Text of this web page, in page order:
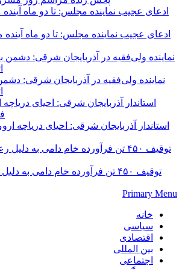
ادعای عجیب نماینده مجلس: تا دو ماه آینده
نماینده ولی‌فقیه در آذربایجان شرقی:
استاندار آذربایجان شرقی: احیای دریاچه
توقیف ۴۵۰ تن فرآورده خام دامی
Primary Menu
خانه
سیاسی
اقتصادی
بین المللی
اجتماعی